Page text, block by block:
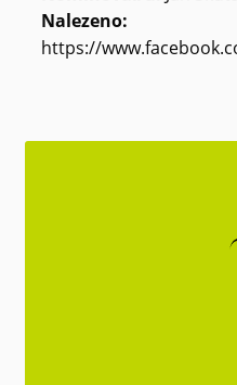
Nalezeno:
https://